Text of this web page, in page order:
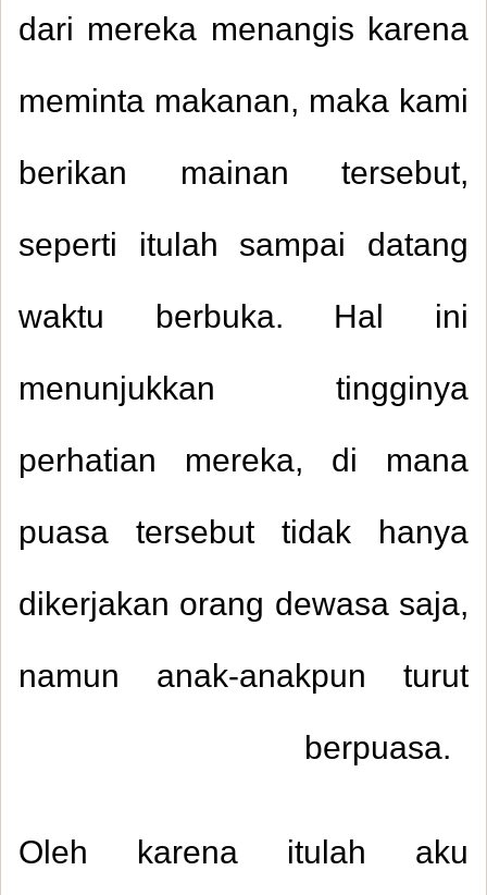
dari mereka menangis karena
meminta makanan, maka kami
berikan mainan tersebut,
seperti itulah sampai datang
waktu berbuka. Hal ini
menunjukkan tingginya
perhatian mereka, di mana
puasa tersebut tidak hanya
dikerjakan orang dewasa saja,
namun anak-anakpun turut
berpuasa.
Oleh karena itulah aku